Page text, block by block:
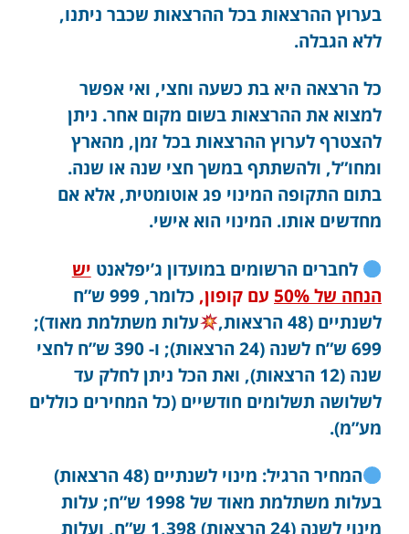
בערוץ ההרצאות בכל ההרצאות שכבר ניתנו,
ללא הגבלה.
כל הרצאה היא בת כשעה וחצי, ואי אפשר
למצוא את ההרצאות בשום מקום אחר. ניתן
להצטרף לערוץ ההרצאות בכל זמן, מהארץ
ומחו”ל, ולהשתתף במשך חצי שנה או שנה.
בתום התקופה המינוי פג אוטומטית, אלא אם
מחדשים אותו. המינוי הוא אישי.
לחברים הרשומים במועדון ג’יפלאנט יש
הנחה של 50%
עם קופון,
כלומר, 999 ש”ח
לשנתיים (48 הרצאות,
עלות משתלמת מאוד);
699 ש”ח לשנה (24 הרצאות); ו- 390 ש”ח לחצי
שנה (12 הרצאות), ואת הכל ניתן לחלק עד
לשלושה תשלומים חודשיים (כל המחירים כוללים
מע”מ).
המחיר הרגיל: מינוי לשנתיים (48 הרצאות)
בעלות משתלמת מאוד של 1998 ש”ח; עלות
מינוי לשנה (24 הרצאות) 1,398 ש”ח, ועלות